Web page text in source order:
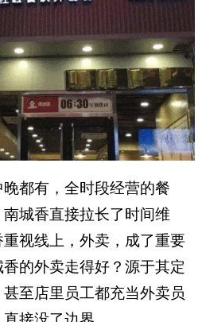
都有，全时段经营的餐
城香直接拉长了时间维
视线上，外卖，成了重要
的外卖走得好？源于其定
至店里员工都充当外卖员